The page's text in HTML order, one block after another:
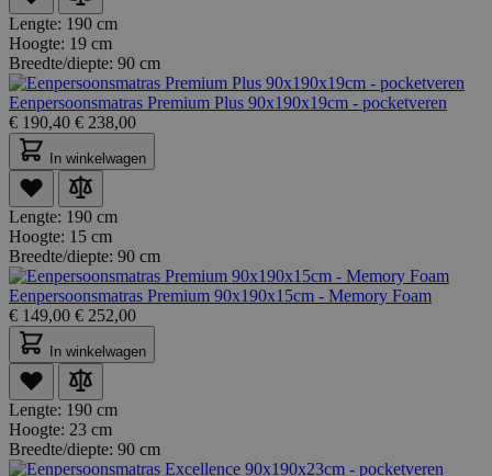
Lengte: 190 cm
Hoogte: 19 cm
Breedte/diepte: 90 cm
Eenpersoonsmatras Premium Plus 90x190x19cm - pocketveren
€ 190,40 € 238,00
In winkelwagen
Lengte: 190 cm
Hoogte: 15 cm
Breedte/diepte: 90 cm
Eenpersoonsmatras Premium 90x190x15cm - Memory Foam
€ 149,00 € 252,00
In winkelwagen
Lengte: 190 cm
Hoogte: 23 cm
Breedte/diepte: 90 cm